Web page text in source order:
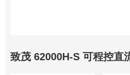
致茂 62000H-S 可程控直